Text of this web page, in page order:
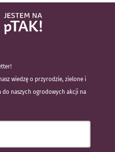
wiedzę o przyrodzie, zielone i
do naszych ogrodowych akcji na